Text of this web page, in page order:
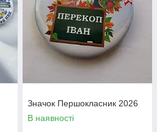
Значок Першокласник 2026
В наявності